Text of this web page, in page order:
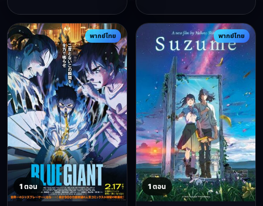
พากย์ไทย
1 ตอน
พากย์ไทย
1 ตอน